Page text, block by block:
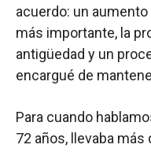
acuerdo: un aumento
más importante, la
antigüedad y un
encargué de
Para cuando
72 años, llevaba más